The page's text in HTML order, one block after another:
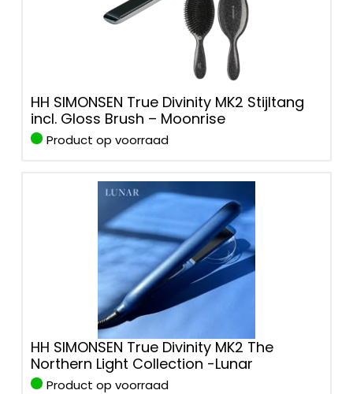
HH SIMONSEN True Divinity MK2 Stijltang
incl. Gloss Brush – Moonrise
Product op voorraad
HH SIMONSEN True Divinity MK2 The
Northern Light Collection -Lunar
Product op voorraad